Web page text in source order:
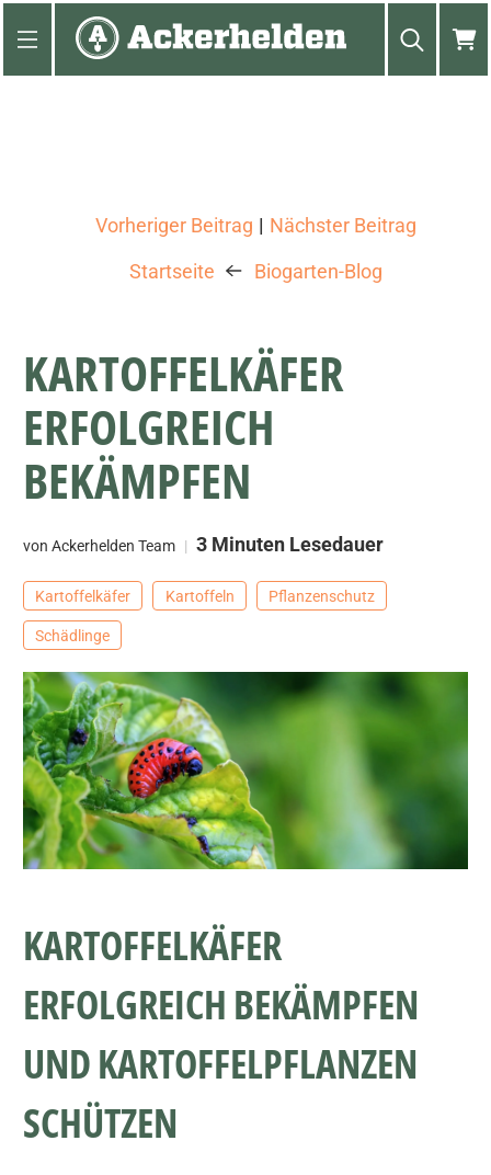
Startseite Biogarten-Blog
Vorheriger Beitrag | Nächster Beitrag
KARTOFFELKÄFER
ERFOLGREICH
BEKÄMPFEN
von Ackerhelden Team 3 Minuten Lesedauer
Kartoffelkäfer Kartoffeln Pflanzenschutz
Schädlinge
KARTOFFELKÄFER
ERFOLGREICH BEKÄMPFEN
UND KARTOFFELPFLANZEN
SCHÜTZEN